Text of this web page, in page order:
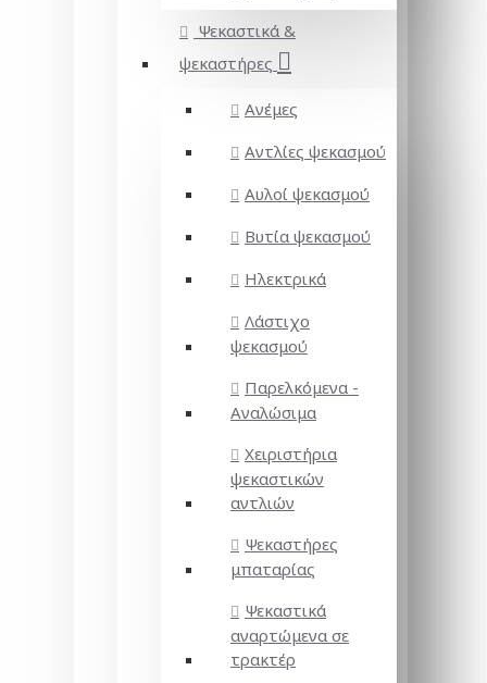
Ψεκαστικά &
ψεκαστήρες
Ανέμες
Αντλίες ψεκασμού
Αυλοί ψεκασμού
Βυτία ψεκασμού
Ηλεκτρικά
Λάστιχο
ψεκασμού
Παρελκόμενα -
Αναλώσιμα
Χειριστήρια
ψεκαστικών
αντλιών
Ψεκαστήρες
μπαταρίας
Ψεκαστικά
αναρτώμενα σε
τρακτέρ